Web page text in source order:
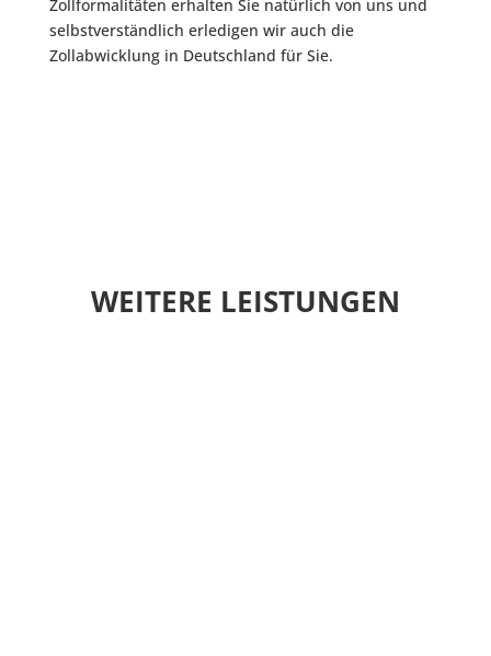
Zollformalitäten erhalten Sie natürlich von uns und
selbstverständlich erledigen wir auch die
Zollabwicklung in Deutschland für Sie.
WEITERE LEISTUNGEN